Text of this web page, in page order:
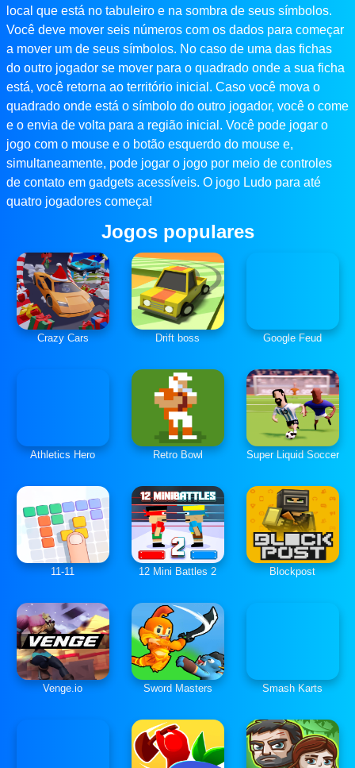
local que está no tabuleiro e na sombra de seus símbolos.
Você deve mover seis números com os dados para começar
a mover um de seus símbolos. No caso de uma das fichas
do outro jogador se mover para o quadrado onde a sua ficha
está, você retorna ao território inicial. Caso você mova o
quadrado onde está o símbolo do outro jogador, você o come
e o envia de volta para a região inicial. Você pode jogar o
jogo com o mouse e o botão esquerdo do mouse e,
simultaneamente, pode jogar o jogo por meio de controles
de contato em gadgets acessíveis. O jogo Ludo para até
quatro jogadores começa!
Jogos populares
Crazy Cars Drift boss Google Feud
Athletics Hero Retro Bowl Super Liquid Soccer
11-11 12 Mini Battles 2 Blockpost
Venge.io Sword Masters Smash Karts